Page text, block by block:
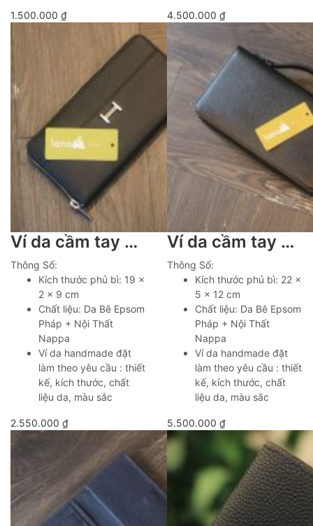
1.500.000 ₫ 4.500.000 ₫
Ví da cầm tay cao cấp khâu tay thủ công Lano VCTK015
Thông Số:
Kích thước phủ bì: 19 x
2 x 9 cm
Chất liệu: Da Bê Epsom
Pháp + Nội Thất
Nappa
Ví da handmade đặt
làm theo yêu cầu : thiết
kế, kích thước, chất
liệu da, màu sắc
2.550.000 ₫
Ví da cầm tay handmade khâu tay thủ công Lano VCTK014
Thông Số:
Kích thước phủ bì: 22 x
5 x 12 cm
Chất liệu: Da Bê Epsom
Pháp + Nội Thất
Nappa
Ví da handmade đặt
làm theo yêu cầu : thiết
kế, kích thước, chất
liệu da, màu sắc
5.500.000 ₫